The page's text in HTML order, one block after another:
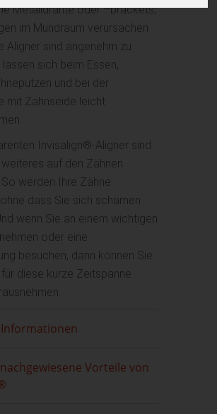
Metalldrähte oder –brackets,
im Mundraum verursachen
Aligner sind angenehm zu
sich beim Essen,
und bei der
mit Zahnseide leicht
Invisalign®-Aligner sind
auf den Zähnen
werden Ihre Zähne
dass Sie sich schämen
wenn Sie an einem wichtigen
oder eine
besuchen, dann können Sie
diese kurze Zeitspanne
Vorteile von